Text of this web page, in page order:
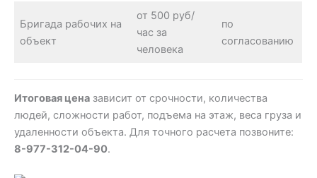
Бригада рабочих на
объект
от 500 руб/
час за
человека
по
согласованию
Итоговая цена зависит от срочности, количества
людей, сложности работ, подъема на этаж, веса груза и
удаленности объекта. Для точного расчета позвоните:
8-977-312-04-90.